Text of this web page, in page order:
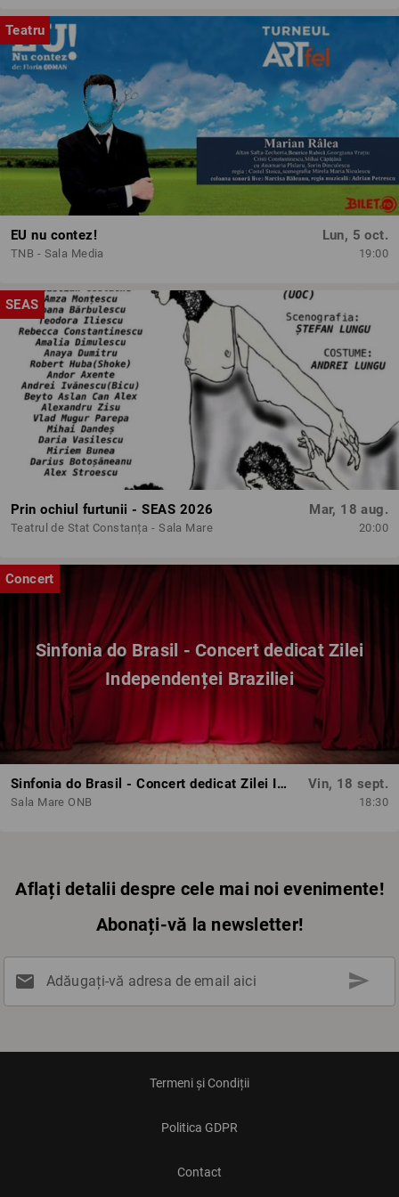
Teatru
EU nu contez!
TNB - Sala Media
Lun, 5 oct.
19:00
SEAS
Prin ochiul furtunii - SEAS 2026
Teatrul de Stat Constanța - Sala Mare
Mar, 18 aug.
20:00
Concert
Sinfonia do Brasil - Concert dedicat Zilei
Independenței Braziliei
Sinfonia do Brasil - Concert dedicat Zilei Independenței Braziliei
Sala Mare ONB
Vin, 18 sept.
18:30
Aflați detalii despre cele mai noi evenimente!
Abonați-vă la newsletter!
mail Adăugați-vă adresa de email aici send
Termeni și Condiții
Politica GDPR
Contact